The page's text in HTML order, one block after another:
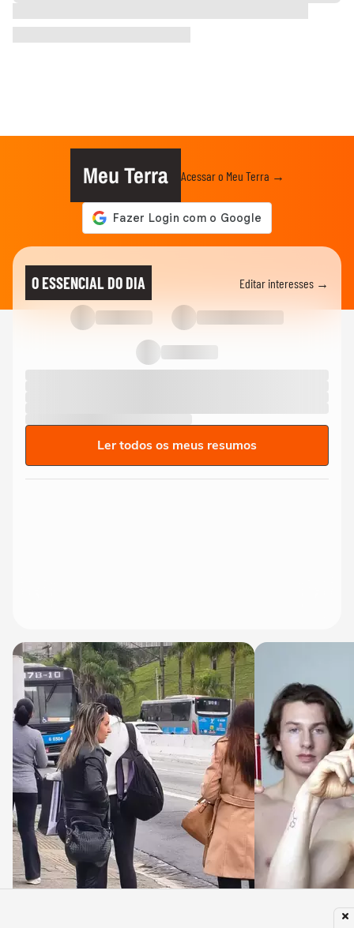
Meu Terra Acessar o Meu Terra →
O ESSENCIAL DO DIA Editar interesses →
Ler todos os meus resumos